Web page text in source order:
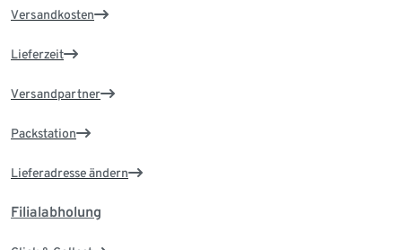
Versandkosten
Lieferzeit
Versandpartner
Packstation
Lieferadresse ändern
Filialabholung